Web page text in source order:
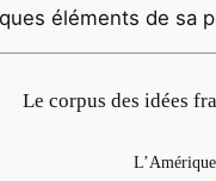
éléments de sa
Le corpus des idées